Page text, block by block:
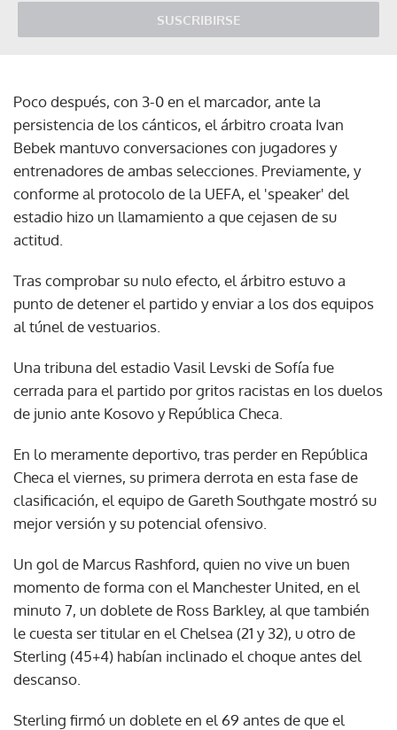
SUSCRIBIRSE
Poco después, con 3-0 en el marcador, ante la
persistencia de los cánticos, el árbitro croata Ivan
Bebek mantuvo conversaciones con jugadores y
entrenadores de ambas selecciones. Previamente, y
conforme al protocolo de la UEFA, el 'speaker' del
estadio hizo un llamamiento a que cejasen de su
actitud.
Tras comprobar su nulo efecto, el árbitro estuvo a
punto de detener el partido y enviar a los dos equipos
al túnel de vestuarios.
Una tribuna del estadio Vasil Levski de Sofía fue
cerrada para el partido por gritos racistas en los duelos
de junio ante Kosovo y República Checa.
En lo meramente deportivo, tras perder en República
Checa el viernes, su primera derrota en esta fase de
clasificación, el equipo de Gareth Southgate mostró su
mejor versión y su potencial ofensivo.
Un gol de Marcus Rashford, quien no vive un buen
momento de forma con el Manchester United, en el
minuto 7, un doblete de Ross Barkley, al que también
le cuesta ser titular en el Chelsea (21 y 32), u otro de
Sterling (45+4) habían inclinado el choque antes del
descanso.
Sterling firmó un doblete en el 69 antes de que el